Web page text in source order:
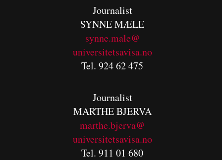
Journalist
SYNNE MÆLE
synne.male@
universitetsavisa.no
Tel. 924 62 475
Journalist
MARTHE BJERVA
marthe.bjerva@
universitetsavisa.no
Tel. 911 01 680